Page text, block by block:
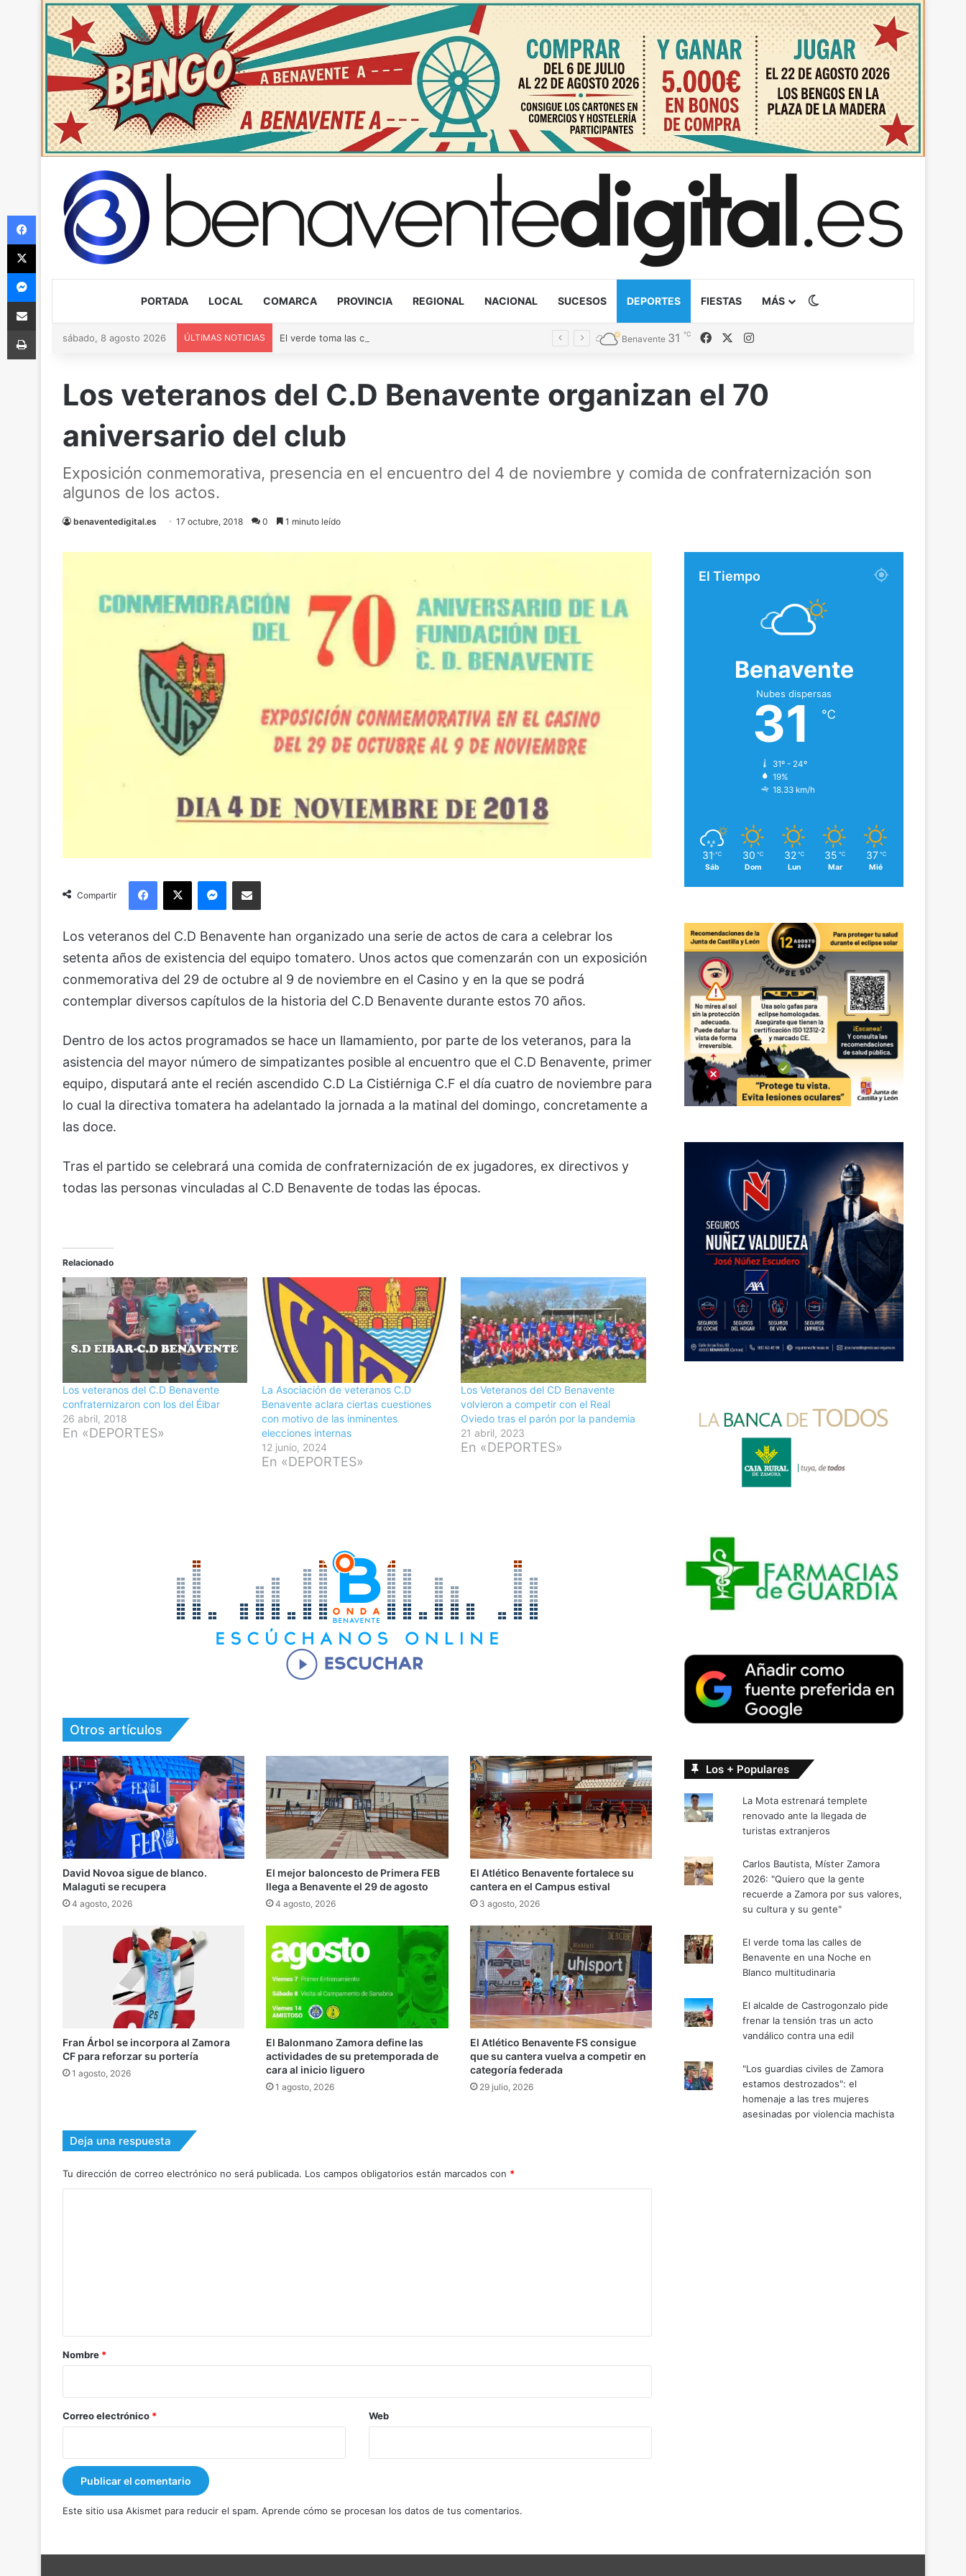
PORTADA LOCAL COMARCA PROVINCIA REGIONAL NACIONAL SUCESOS DEPORTES FIESTAS MÁS
sábado, 8 agosto 2026 ÚLTIMAS NOTICIAS Benavente 31 ℃ Facebook
Los veteranos del C.D Benavente organizan el 70
aniversario del club
Exposición conmemorativa, presencia en el encuentro del 4 de noviembre y comida de confraternización son
algunos de los actos.
benaventedigital.es 17 octubre, 2018 0 1 minuto leído
Compartir
Los veteranos del C.D Benavente han organizado una serie de actos de cara a celebrar los
setenta años de existencia del equipo tomatero. Unos actos que comenzarán con un exposición
conmemorativa del 29 de octubre al 9 de noviembre en el Casino y en la que se podrá
contemplar diversos capítulos de la historia del C.D Benavente durante estos 70 años.
Dentro de los actos programados se hace un llamamiento, por parte de los veteranos, para la
asistencia del mayor número de simpatizantes posible al encuentro que el C.D Benavente, primer
equipo, disputará ante el recién ascendido C.D La Cistiérniga C.F el día cuatro de noviembre para
lo cual la directiva tomatera ha adelantado la jornada a la matinal del domingo, concretamente a
las doce.
Tras el partido se celebrará una comida de confraternización de ex jugadores, ex directivos y
todas las personas vinculadas al C.D Benavente de todas las épocas.
Relacionado
Los veteranos del C.D Benavente
confraternizaron con los del Éibar
26 abril, 2018
En «DEPORTES»
La Asociación de veteranos C.D
Benavente aclara ciertas cuestiones
con motivo de las inminentes
elecciones internas
12 junio, 2024
En «DEPORTES»
Los Veteranos del CD Benavente
volvieron a competir con el Real
Oviedo tras el parón por la pandemia
21 abril, 2023
En «DEPORTES»
Otros artículos
David Novoa sigue de blanco.
Malaguti se recupera
4 agosto, 2026
El mejor baloncesto de Primera FEB
llega a Benavente el 29 de agosto
4 agosto, 2026
El Atlético Benavente fortalece su
cantera en el Campus estival
3 agosto, 2026
Fran Árbol se incorpora al Zamora
CF para reforzar su portería
1 agosto, 2026
El Balonmano Zamora define las
actividades de su pretemporada de
cara al inicio liguero
1 agosto, 2026
El Atlético Benavente FS consigue
que su cantera vuelva a competir en
categoría federada
29 julio, 2026
Deja una respuesta
Tu dirección de correo electrónico no será publicada. Los campos obligatorios están marcados con *
r
*
Nombre *
Correo electrónico * Web
Este sitio usa Akismet para reducir el spam. Aprende cómo se procesan los datos de tus comentarios.
El Tiempo
Benavente
Nubes dispersas
31 ℃
31º - 24º
19%
18.33 km/h
31 ℃
Sáb
30 ℃
Dom
32 ℃
Lun
35 ℃
Mar
37 ℃
Mié
Los + Populares
La Mota estrenará templete
renovado ante la llegada de
turistas extranjeros
Carlos Bautista, Míster Zamora
2026: "Quiero que la gente
recuerde a Zamora por sus valores,
su cultura y su gente"
El verde toma las calles de
Benavente en una Noche en
Blanco multitudinaria
El alcalde de Castrogonzalo pide
frenar la tensión tras un acto
vandálico contra una edil
"Los guardias civiles de Zamora
estamos destrozados": el
homenaje a las tres mujeres
asesinadas por violencia machista
Facebook